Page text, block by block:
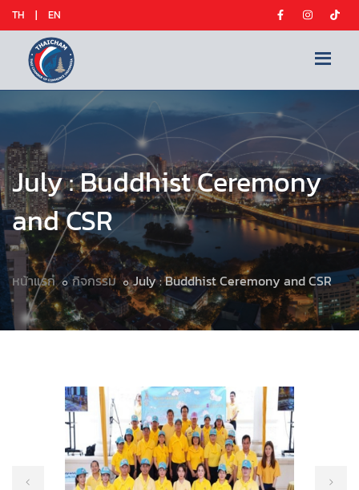
TH | EN
July : Buddhist Ceremony
and CSR
หน้าแรก กิจกรรม July : Buddhist Ceremony and CSR